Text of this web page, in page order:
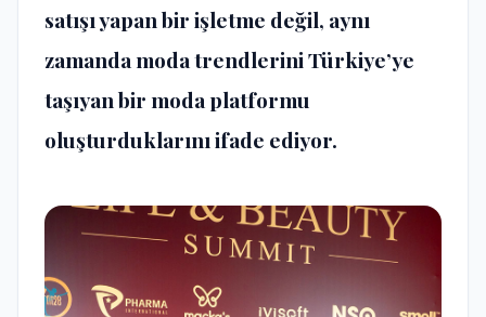
satışı yapan bir işletme değil, aynı
zamanda moda trendlerini Türkiye’ye
taşıyan bir moda platformu
oluşturduklarını ifade ediyor.